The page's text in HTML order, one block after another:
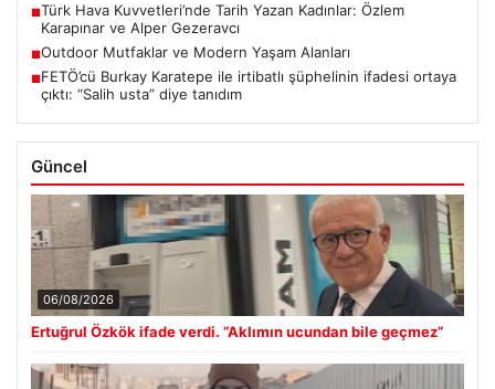
■Türk Hava Kuvvetleri’nde Tarih Yazan Kadınlar: Özlem
Karapınar ve Alper Gezeravcı
■Outdoor Mutfaklar ve Modern Yaşam Alanları
■FETÖ’cü Burkay Karatepe ile irtibatlı şüphelinin ifadesi ortaya
çıktı: “Salih usta” diye tanıdım
Güncel
06/08/2026
Ertuğrul Özkök ifade verdi. “Aklımın ucundan bile geçmez”